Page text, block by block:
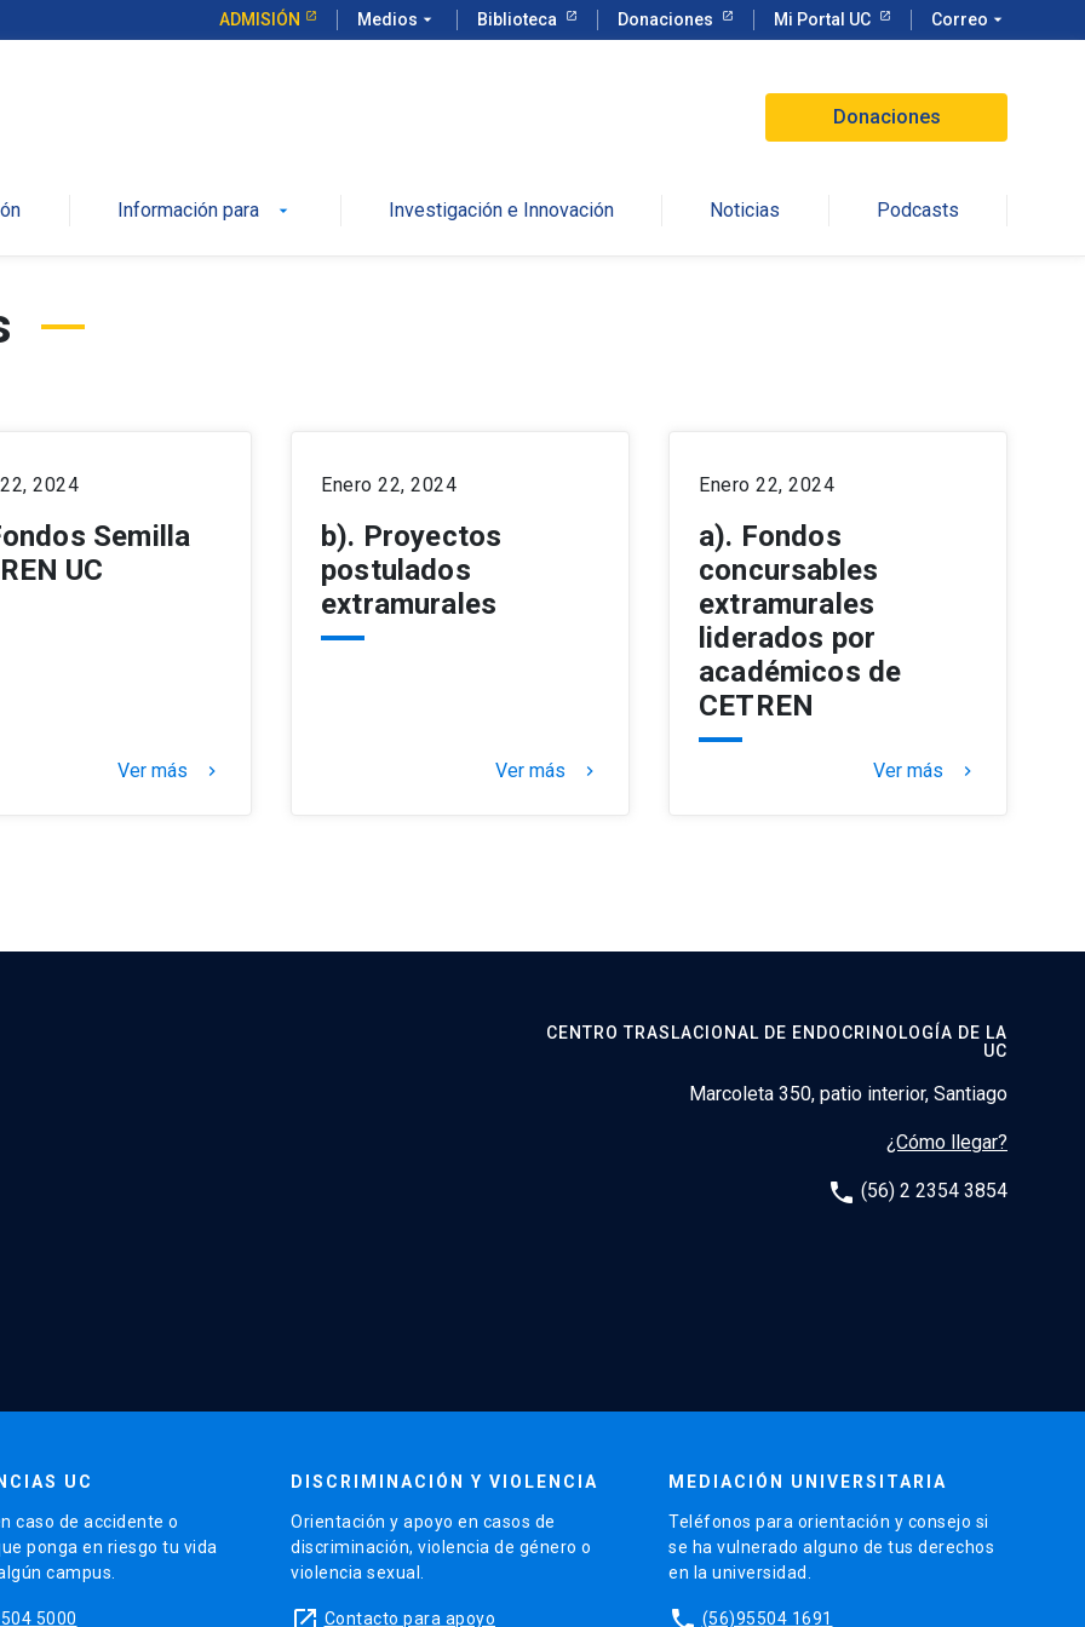
ADMISIÓN Medios arrow_drop_down Biblioteca Donaciones Mi Portal UC Correo arrow_drop_down
Donaciones
Información para Investigación e Innovación Noticias Podcasts
2024
Semilla
UC
Ver más keyboard_arrow_right
Enero 22, 2024
b). Proyectos
postulados
extramurales
Ver más keyboard_arrow_right
Enero 22, 2024
a). Fondos
concursables
extramurales
liderados por
académicos de
CETREN
Ver más keyboard_arrow_right
CENTRO TRASLACIONAL DE ENDOCRINOLOGÍA DE LA
UC
Marcoleta 350, patio interior, Santiago
¿Cómo llegar?
phone (56) 2 2354 3854
UC
caso de accidente o
ponga en riesgo tu vida
campus.
5000
DISCRIMINACIÓN Y VIOLENCIA
Orientación y apoyo en casos de
discriminación, violencia de género o
violencia sexual.
launch Contacto para apoyo
MEDIACIÓN UNIVERSITARIA
Teléfonos para orientación y consejo si
se ha vulnerado alguno de tus derechos
en la universidad.
phone (56)95504 1691